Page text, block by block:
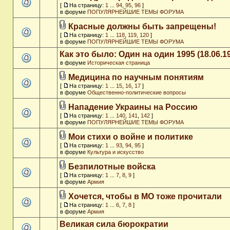
[ На страницу: 1 94 95 96 ]
в форуме ПОПУЛЯРНЕЙШИЕ ТЕМЫ ФОРУМА
Красные должны быть запрещены!
[ На страницу: 1 118 119 120 ]
в форуме ПОПУЛЯРНЕЙШИЕ ТЕМЫ ФОРУМА
Как это было: Один на один 1995
в форуме Историческая страница
Медицина по научным понятиям
[ На страницу: 1 15 16 17 ]
в форуме Общественно-политические вопросы
Нападение Украины на Россию
[ На страницу: 1 140 141 142 ]
в форуме ПОПУЛЯРНЕЙШИЕ ТЕМЫ ФОРУМА
Мои стихи о войне и политике
[ На страницу: 1 93 94 95 ]
в форуме Культура и искусство
Безпилотные войска
[ На страницу: 1 7 8 9 ]
в форуме Армия
Хочется, чтобы в МО тоже прочитали
[ На страницу: 1 6 7 8 ]
в форуме Армия
Великая сила бюрократии